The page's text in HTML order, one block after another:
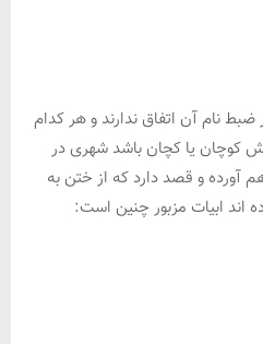
نام آن اتفاق ندارند و هر کدام
کوچان یا کچان باشد شهری در
آورده و قصد دارد که از ختن به
ابیات مزبور چنین است: